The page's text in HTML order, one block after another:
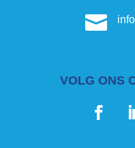

VOLG ONS